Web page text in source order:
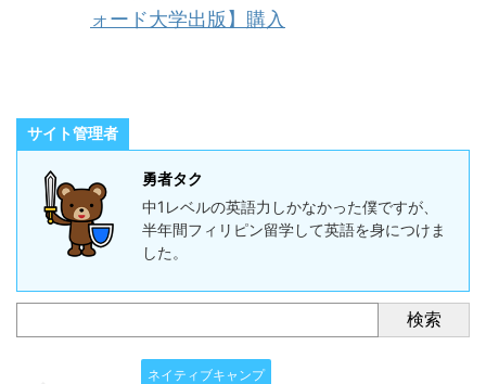
ォード大学出版】購入
サイト管理者
勇者タク
中1レベルの英語力しかなかった僕ですが、
半年間フィリピン留学して英語を身につけま
した。
検索
ネイティブキャンプ